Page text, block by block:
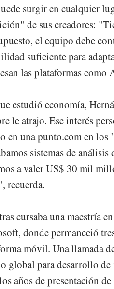
surgir en cualquier
de sus creadores:
el equipo debe
suficiente para
las plataformas
estudió economía,
le atrajo. Ese interés
en una punto.com en los
sistemas de
a valer US$ 30 mil
recuerda.
cursaba una maestría
donde permaneció
móvil. Una llamada
global para desarrollo
años de presentación